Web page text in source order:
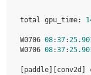
total gpu_time:
W0706 08:37:
W0706 08:37:
paddle conv2d